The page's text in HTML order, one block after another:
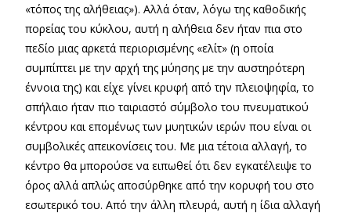
«τόπος της αλήθειας»). Aλλά όταν, λόγω της καθοδικής
πορείας του κύκλου, αυτή η αλήθεια δεν ήταν πια στο
πεδίο μιας αρκετά περιορισμένης «ελίτ» (η οποία
συμπίπτει με την αρχή της μύησης με την αυστηρότερη
έννοια της) και είχε γίνει κρυφή από την πλειοψηφία, το
σπήλαιο ήταν πιο ταιριαστό σύμβολο του πνευματικού
κέντρου και επομένως των μυητικών ιερών που είναι οι
συμβολικές απεικονίσεις του. Με μια τέτοια αλλαγή, το
κέντρο θα μπορούσε να ειπωθεί ότι δεν εγκατέλειψε το
όρος αλλά απλώς αποσύρθηκε από την κορυφή του στο
εσωτερικό του. Από την άλλη πλευρά, αυτή η ίδια αλλαγή